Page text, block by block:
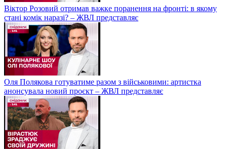
Віктор Розовий отримав важке поранення на фронті: в якому
стані комік наразі? – ЖВЛ представляє
Оля Полякова готуватиме разом з військовими: артистка
анонсувала новий проєкт – ЖВЛ представляє